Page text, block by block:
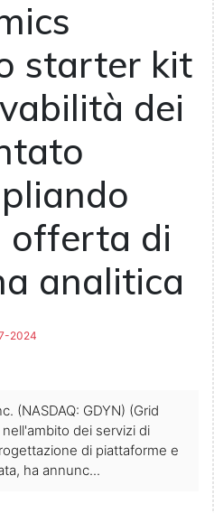
starter kit
dei
offerta di
analitica
2024
(NASDAQ: GDYN) (Grid
dei servizi di
di piattaforme e
ha annunc...